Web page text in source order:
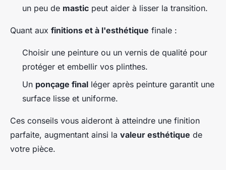
un peu de mastic peut aider à lisser la transition.
Quant aux finitions et à l'esthétique finale :
Choisir une peinture ou un vernis de qualité pour
protéger et embellir vos plinthes.
Un ponçage final léger après peinture garantit une
surface lisse et uniforme.
Ces conseils vous aideront à atteindre une finition
parfaite, augmentant ainsi la valeur esthétique de
votre pièce.